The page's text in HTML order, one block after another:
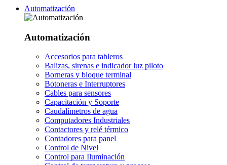
Automatización
Automatización
Accesorios para tableros
Balizas, sirenas e indicador luz piloto
Borneras y bloque terminal
Botoneras e Interruptores
Cables para sensores
Capacitación y Soporte
Caudalímetros de agua
Computadores Industriales
Contactores y relé térmico
Contadores para panel
Control de Nivel
Control para Iluminación